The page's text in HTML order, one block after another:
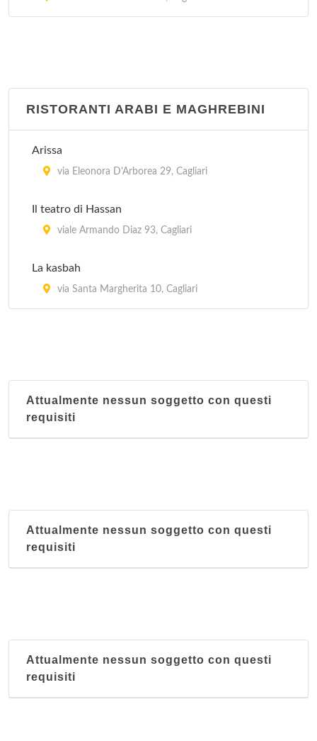
RISTORANTI ARABI E MAGHREBINI
Arissa
via Eleonora D'Arborea 29, Cagliari
Il teatro di Hassan
viale Armando Diaz 93, Cagliari
La kasbah
via Santa Margherita 10, Cagliari
Attualmente nessun soggetto con questi
requisiti
Attualmente nessun soggetto con questi
requisiti
Attualmente nessun soggetto con questi
requisiti